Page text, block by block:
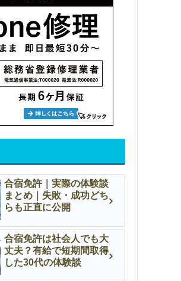
合宿免許｜実際の体験談
まとめ｜失敗・成功どち
らも正直に公開
合宿免許は社会人でも大
丈夫？有給で短期間取得
した30代の体験談